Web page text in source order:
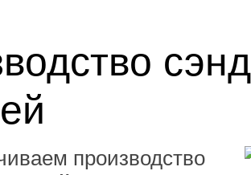
производство